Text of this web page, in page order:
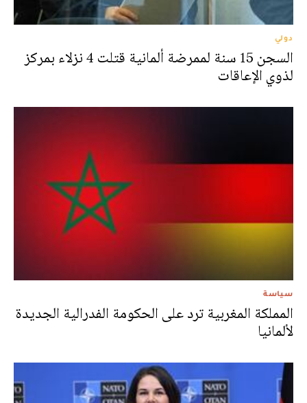
دولي
السجن 15 سنة لممرضة ألمانية قتلت 4 نزلاء بمركز
لذوي الإعاقات
سياسة
المملكة المغربية ترد على الحكومة الفدرالية الجديدة
لألمانيا